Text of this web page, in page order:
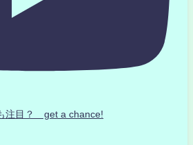
注目？ get a chance!